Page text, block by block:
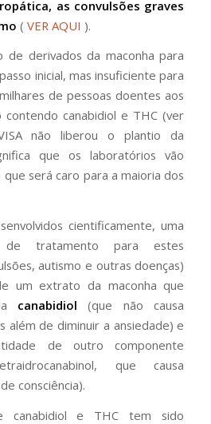
as convulsões graves
( VER AQUI ).
de derivados da maconha para
inicial, mas insuficiente para
de pessoas doentes aos
canabidiol e THC (ver
não liberou o plantio da
que os laboratórios vão
será caro para a maioria dos
cientificamente, uma
de tratamento para estes
autismo e outras doenças)
um extrato da maconha que
canabidiol(que não causa
além de diminuir a ansiedade) e
de outro componente
que causa
consciência).
canabidiol e THC tem sido